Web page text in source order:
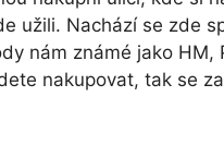
užili. Nachází se zde
nám známé jako
nakupovat, tak se